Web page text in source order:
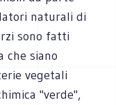
naturali di
sono fatti
che siano
vegetali
"verde",